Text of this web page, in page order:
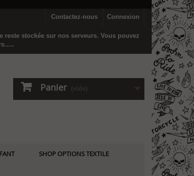
Connexion
Contactez-nous
stockée sur nos serveurs. Vous pouvez
Panier (vide)
SHOP OPTIONS TEXTILE